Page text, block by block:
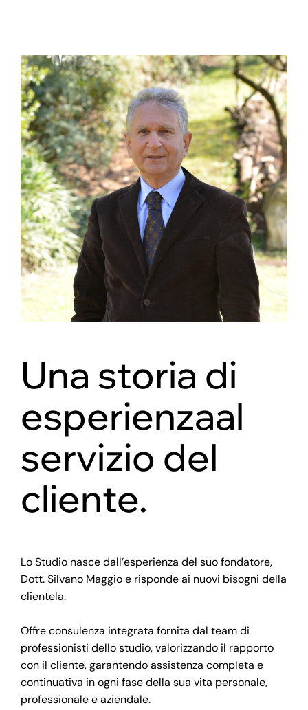
Una storia di
esperienzaal
servizio del
cliente.
Lo Studio nasce dall’esperienza del suo fondatore,
Dott. Silvano Maggio e risponde ai nuovi bisogni della
clientela.
Offre consulenza integrata fornita dal team di
professionisti dello studio, valorizzando il rapporto
con il cliente, garantendo assistenza completa e
continuativa in ogni fase della sua vita personale,
professionale e aziendale.